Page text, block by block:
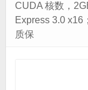
CUDA 核数，
Express 3.0 x16
质保